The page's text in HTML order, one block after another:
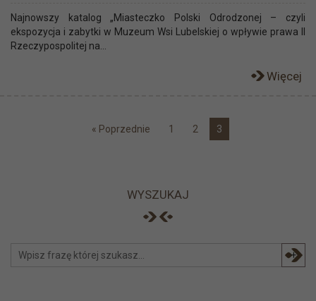
Najnowszy katalog „Miasteczko Polski Odrodzonej – czyli
ekspozycja i zabytki w Muzeum Wsi Lubelskiej o wpływie prawa II
Rzeczypospolitej na...
Więcej
« Poprzednie 1 2 3
WYSZUKAJ
+